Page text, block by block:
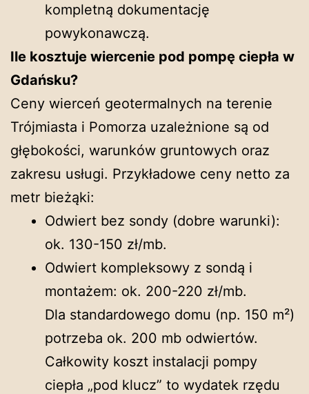
kompletną dokumentację
powykonawczą.
Ile kosztuje wiercenie pod pompę ciepła w
Gdańsku?
Ceny wierceń geotermalnych na terenie
Trójmiasta i Pomorza uzależnione są od
głębokości, warunków gruntowych oraz
zakresu usługi. Przykładowe ceny netto za
metr bieżąki:
Odwiert bez sondy (dobre warunki):
ok. 130-150 zł/mb.
Odwiert kompleksowy z sondą i
montażem: ok. 200-220 zł/mb.
Dla standardowego domu (np. 150 m²)
potrzeba ok. 200 mb odwiertów.
Całkowity koszt instalacji pompy
ciepła „pod klucz” to wydatek rzędu